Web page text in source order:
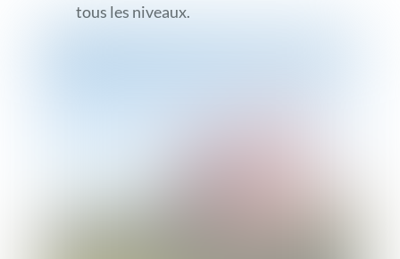
tous les niveaux.